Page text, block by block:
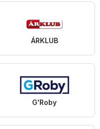
ÁRKLUB
G'Roby